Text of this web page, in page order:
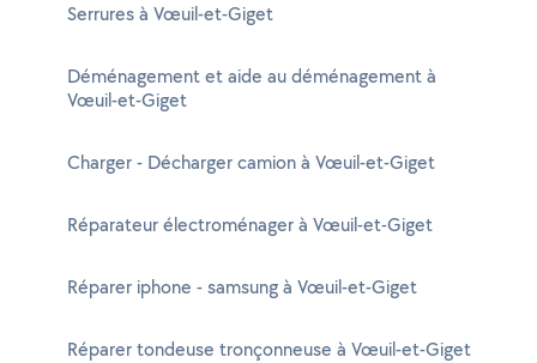
Serrures à Vœuil-et-Giget
Déménagement et aide au déménagement à
Vœuil-et-Giget
Charger - Décharger camion à Vœuil-et-Giget
Réparateur électroménager à Vœuil-et-Giget
Réparer iphone - samsung à Vœuil-et-Giget
Réparer tondeuse tronçonneuse à Vœuil-et-Giget